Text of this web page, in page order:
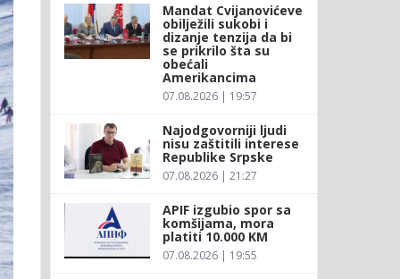
Mandat Cvijanovićeve
obilježili sukobi i
dizanje tenzija da bi
se prikrilo šta su
obećali
Amerikancima
07.08.2026 | 19:57
Najodgovorniji ljudi
nisu zaštitili interese
Republike Srpske
07.08.2026 | 21:27
APIF izgubio spor sa
komšijama, mora
platiti 10.000 KM
07.08.2026 | 19:55